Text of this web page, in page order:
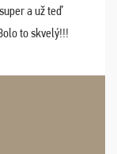
a už teď
to skvelý!!!